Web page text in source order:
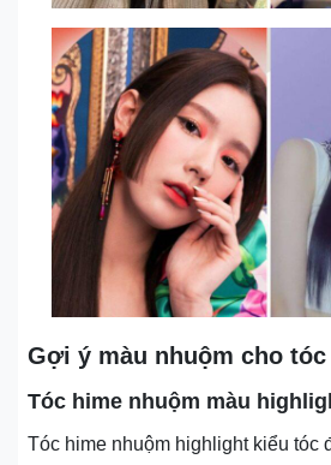
Gợi ý màu nhuộm cho
Tóc hime nhuộm màu
Tóc hime nhuộm highlight kiểu tóc